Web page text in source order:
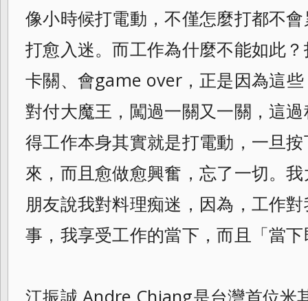
像小時候打電動，不僅怎麼打都不
打愈入迷。而工作為什麼不能如此？
卡關、會game over，正是因為這
對付大魔王，闖過一關又一關，這
得工作本身其實就是打電動，一旦
來，而且愈做愈興奮，忘了一切。
朋友說我對料理痴迷，因為， 工作
事，我享受工作的當下，而且「當